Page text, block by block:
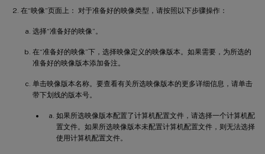
在“映像”页面上： 对于准备好的映像类型，请按照以下步骤操作：
选择“准备好的映像”。
在“准备好的映像”下，选择映像定义的映像版本。如果需要，为所选的
准备好的映像版本添加备注。
单击映像版本名称。要查看有关所选映像版本的更多详细信息，请单击
带下划线的版本号。
如果所选映像版本配置了计算机配置文件，请选择一个计算机配
置文件。如果所选映像版本未配置计算机配置文件，则无法选择
使用计算机配置文件。